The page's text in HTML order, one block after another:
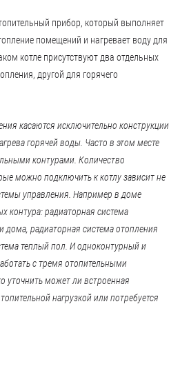
прибор, который выполняет
помещений и нагревает воду для
котле присутствуют два отдельных
другой для горячего
касаются исключительно конструкции
горячей воды. Часто в этом месте
контурами. Количество
можно подключить к котлу зависит не
управления. Например в доме
контура: радиаторная система
дома, радиаторная система отопления
теплый пол. И одноконтурный и
с тремя отопительными
уточнить может ли встроенная
нагрузкой или потребуется